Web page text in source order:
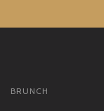
BRUNCH